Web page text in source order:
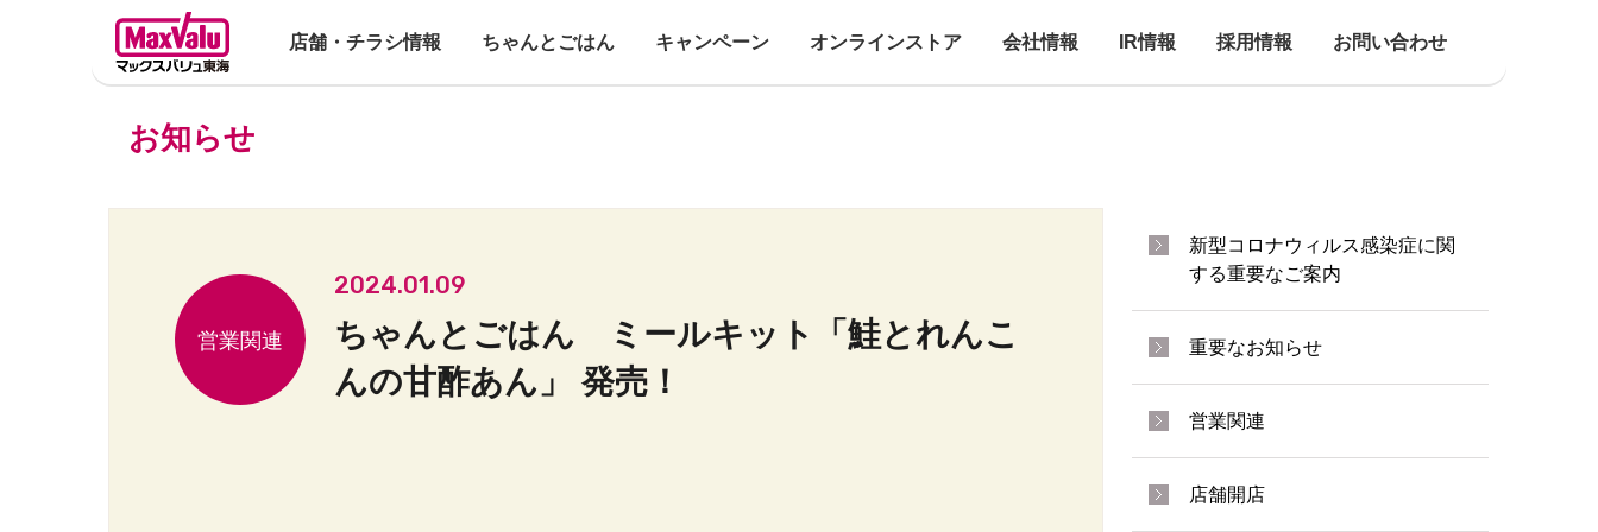
店舗・チラシ情報 ちゃんとごはん キャンペーン オンラインストア 会社情報 IR情報 採用情報 お問い合わせ
お知らせ
2024.01.09
ちゃんとごはん ミールキット「鮭とれんこ
んの甘酢あん」 発売！
新型コロナウィルス感染症に関
する重要なご案内
重要なお知らせ
営業関連
店舗開店